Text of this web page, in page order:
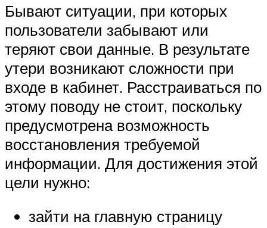
Бывают ситуации, при которых
пользователи забывают или
теряют свои данные. В результате
утери возникают сложности при
входе в кабинет. Расстраиваться по
этому поводу не стоит, поскольку
предусмотрена возможность
восстановления требуемой
информации. Для достижения этой
цели нужно:
зайти на главную страницу